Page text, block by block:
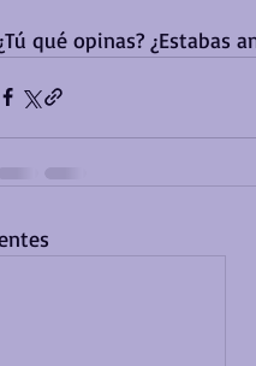
¿Tú qué opinas? ¿Estabas